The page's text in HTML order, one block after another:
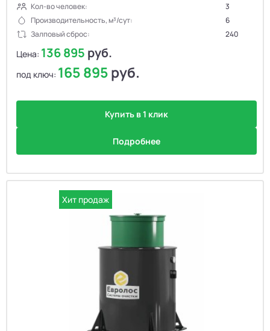
Кол-во человек:
3
Производительность, м³/сут:
6
Залповый сброс:
240
Цена: 136 895 руб.
под ключ: 165 895руб.
Купить в 1 клик
Подробнее
Хит продаж